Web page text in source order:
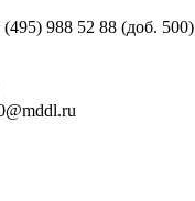
988 52 88 (доб. 500)